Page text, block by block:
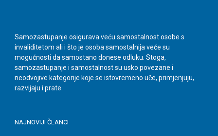
Samozastupanje osigurava veću samostalnost osobe s
invaliditetom ali i što je osoba samostalnija veće su
mogućnosti da samostano donese odluku. Stoga,
samozastupanje i samostalnost su usko povezane i
neodvojive kategorije koje se istovremeno uče, primjenjuju,
razvijaju i prate.
NAJNOVIJI ČLANCI